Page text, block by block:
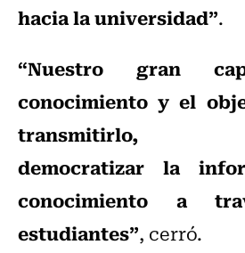
hacia la universidad”.
“Nuestro gran
conocimiento y el
transmitirlo,
democratizar la
conocimiento a
estudiantes”, cerró.